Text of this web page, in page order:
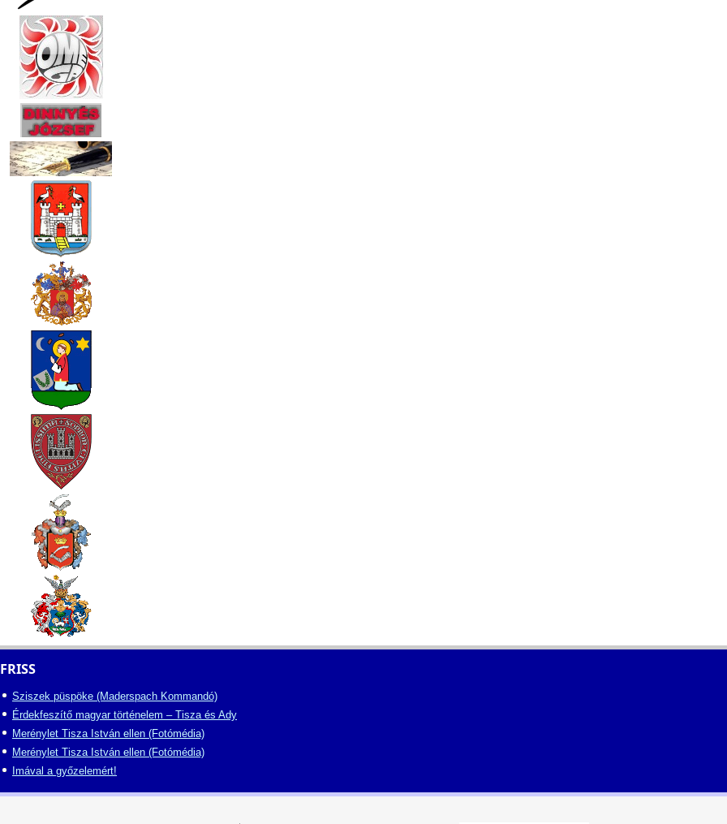
FRISS
Sziszek püspöke (Maderspach Kommandó)
Érdekfeszítő magyar történelem – Tisza és Ady
Merénylet Tisza István ellen (Fotómédia)
Merénylet Tisza István ellen (Fotómédia)
Imával a győzelemért!